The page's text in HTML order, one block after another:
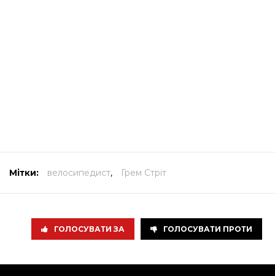
Мітки: велосипедист, Грем Стріт
ГОЛОСУВАТИ ЗА ГОЛОСУВАТИ ПРОТИ